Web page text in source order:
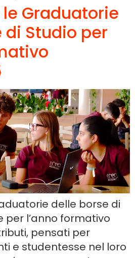
Graduatorie
di Studio per
delle borse di
l’anno formativo
pensati per
e studentesse nel loro